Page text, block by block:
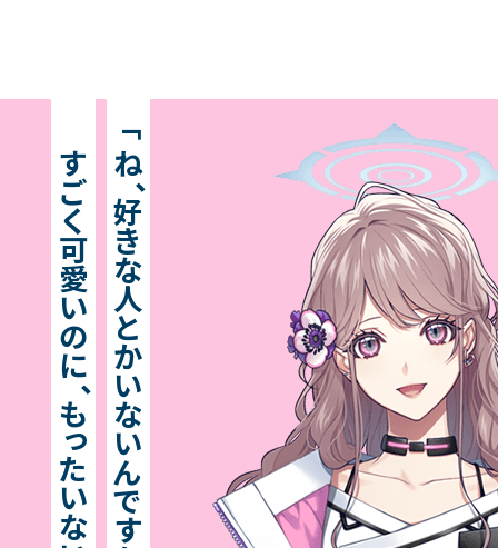
World
Keyword
Character
「
ね
、
好
き
な
人
と
か
い
な
い
ん
で
す
す
ご
く
可
愛
い
の
に、
も
っ
た
い
な